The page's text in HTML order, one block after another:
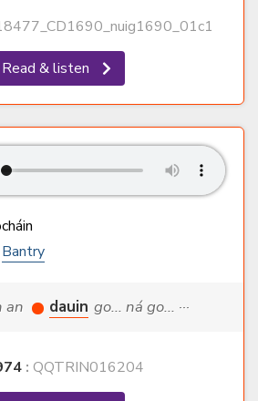
Read & listen
Bantry
an dauin go... ná go... ···
: QQTRIN016204